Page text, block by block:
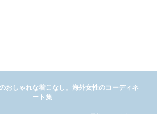
おしゃれな着こなし。海外女性のコーディネ
ート集